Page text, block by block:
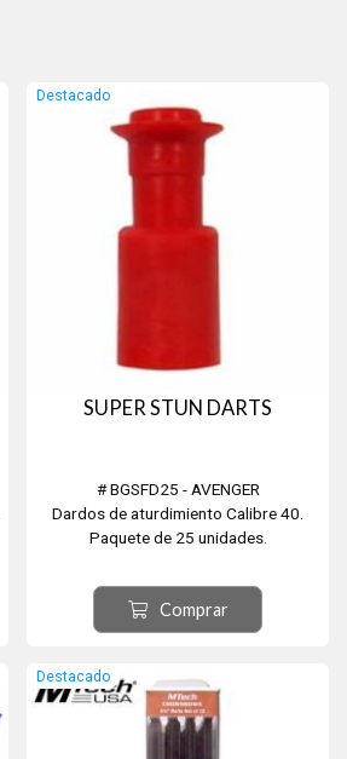
Destacado
SUPER STUN DARTS
# BGSFD25 - AVENGER
Dardos de aturdimiento Calibre 40.
Paquete de 25 unidades.
Comprar
Destacado